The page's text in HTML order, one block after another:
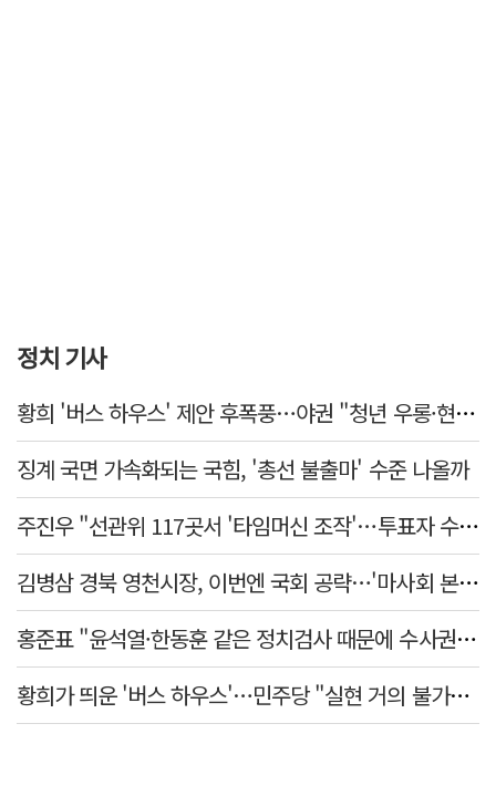
정치 기사
황희 '버스 하우스' 제안 후폭풍…야권 "청년 우롱·현실 괴리" 총공세
징계 국면 가속화되는 국힘, '총선 불출마' 수준 나올까
주진우 "선관위 117곳서 '타임머신 조작'…투표자 수 미리 입력"
김병삼 경북 영천시장, 이번엔 국회 공략…'마사회 본사 이전·광역교통망 확충' 요청
홍준표 "윤석열·한동훈 같은 정치검사 때문에 수사권마저 탈취 당해"
황희가 띄운 '버스 하우스'…민주당 "실현 거의 불가능, 해프닝으로 봐달라"